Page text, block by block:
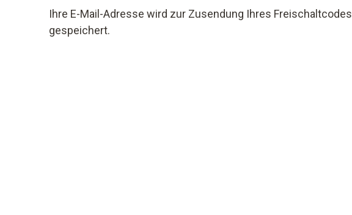
Ihre E-Mail-Adresse wird zur Zusendung Ihres Freischaltcodes
gespeichert.